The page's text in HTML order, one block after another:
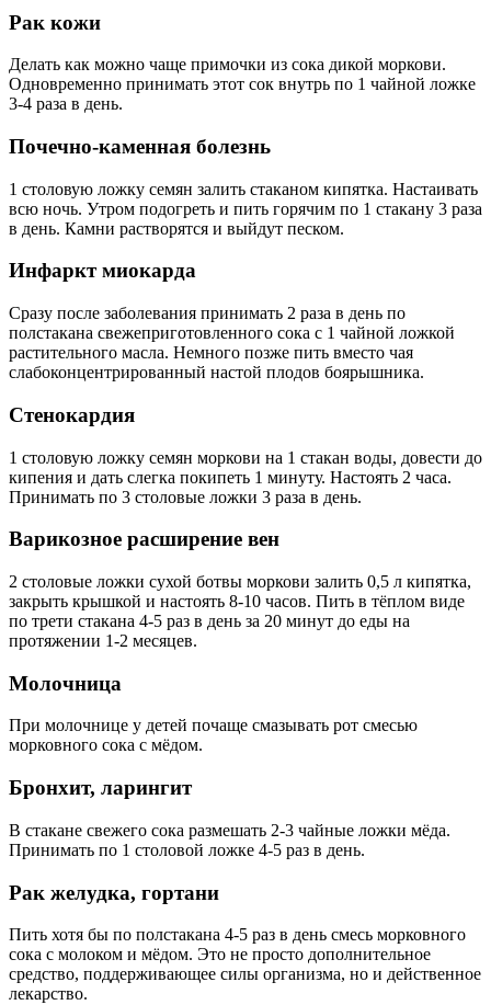
Рак кожи
Делать как можно чаще примочки из сока дикой моркови.
Одновременно принимать этот сок внутрь по 1 чайной ложке
3-4 раза в день.
Почечно-каменная болезнь
1 столовую ложку семян залить стаканом кипятка. Настаивать
всю ночь. Утром подогреть и пить горячим по 1 стакану 3 раза
в день. Камни растворятся и выйдут песком.
Инфаркт миокарда
Сразу после заболевания принимать 2 раза в день по
полстакана свежеприготовленного сока с 1 чайной ложкой
растительного масла. Немного позже пить вместо чая
слабоконцентрированный настой плодов боярышника.
Стенокардия
1 столовую ложку семян моркови на 1 стакан воды, довести до
кипения и дать слегка покипеть 1 минуту. Настоять 2 часа.
Принимать по 3 столовые ложки 3 раза в день.
Варикозное расширение вен
2 столовые ложки сухой ботвы моркови залить 0,5 л кипятка,
закрыть крышкой и настоять 8-10 часов. Пить в тёплом виде
по трети стакана 4-5 раз в день за 20 минут до еды на
протяжении 1-2 месяцев.
Молочница
При молочнице у детей почаще смазывать рот смесью
морковного сока с мёдом.
Бронхит, ларингит
В стакане свежего сока размешать 2-3 чайные ложки мёда.
Принимать по 1 столовой ложке 4-5 раз в день.
Рак желудка, гортани
Пить хотя бы по полстакана 4-5 раз в день смесь морковного
сока с молоком и мёдом. Это не просто дополнительное
средство, поддерживающее силы организма, но и действенное
лекарство.